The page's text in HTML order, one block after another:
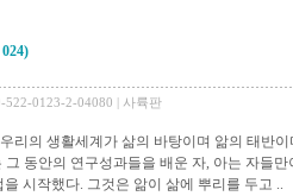
522-0123-2-04080 | 사륙판
리의 생활세계가 삶의 바탕이며 앎의 태반이
동안의 연구성과들을 배운 자, 아는 자들
시작했다. 그것은 앎이 삶에 뿌리를 두고 ..